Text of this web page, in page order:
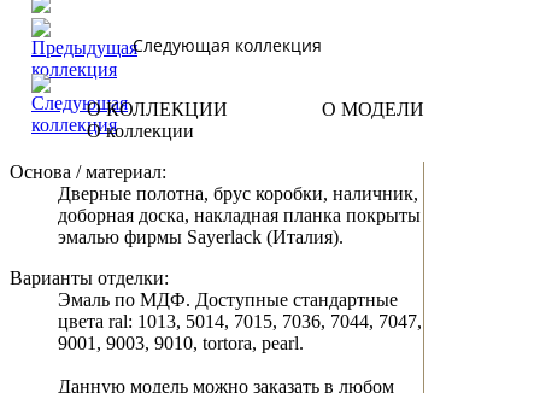
Следующая коллекция
О КОЛЛЕКЦИИ
О МОДЕЛИ
О коллекции
Основа / материал:
Дверные полотна, брус коробки, наличник,
доборная доска, накладная планка покрыты
эмалью фирмы Sayerlack (Италия).
Варианты отделки:
Эмаль по МДФ. Доступные стандартные
цвета ral: 1013, 5014, 7015, 7036, 7044, 7047,
9001, 9003, 9010, tortora, pearl.
Данную модель можно заказать в любом